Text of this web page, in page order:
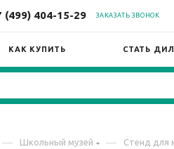
(499) 404-15-29 ЗАКАЗАТЬ ЗВОНОК
КАК КУПИТЬ СТАТЬ
— Школьный музей — Стенд для